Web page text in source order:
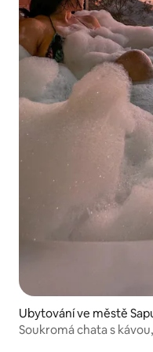
Ubytování ve městě
Soukromá chata s